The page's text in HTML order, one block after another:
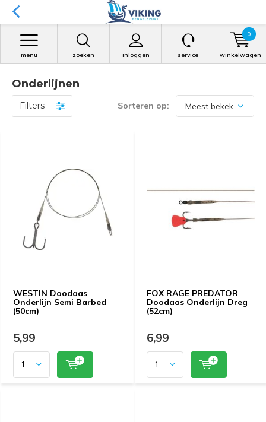
zoeken inloggen
menu service winkelwagen
0
Onderlijnen
Filters Sorteren op:
WESTIN Doodaas
Onderlijn Semi Barbed
(50cm)
5,99
FOX RAGE PREDATOR
Doodaas Onderlijn Dreg
(52cm)
6,99